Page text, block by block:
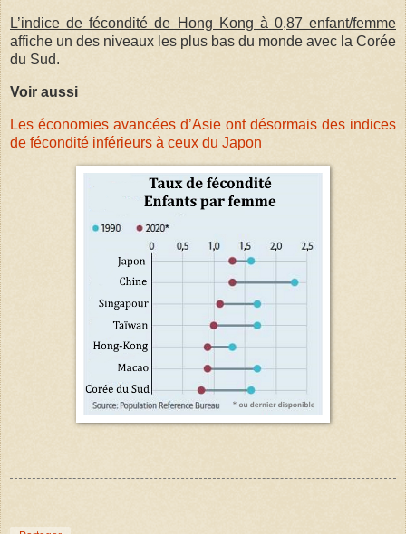
L’indice de fécondité de Hong Kong à 0,87 enfant/femme
affiche un des niveaux les plus bas du monde avec la Corée
du Sud.
Voir aussi
Les économies avancées d’Asie ont désormais des indices
de fécondité inférieurs à ceux du Japon